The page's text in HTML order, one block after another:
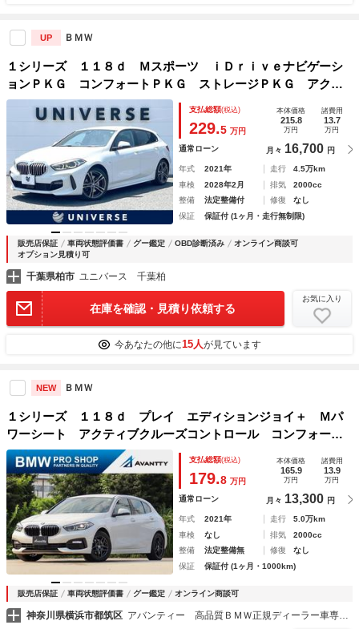
UP ＢＭＷ
１シリーズ １１８ｄ Ｍスポーツ ｉＤｒｉｖｅナビゲーシ
ョンＰＫＧ コンフォートＰＫＧ ストレージＰＫＧ アクテ
ィブクルコン 純正ナビ リアビューカメラ パワーシート
パワーバックドア ＬＥＤヘッド 純正１８インチＡＷ ＥＴ
Ｃ 禁煙車
支払総額(税込)
229.5 万円
本体価格
215.8
万円
諸費用
13.7
万円
通常ローン 月々 16,700 円
年式 2021年 走行
4.5万km
車検
2028年2月 排気
2000cc
整備
法定整備付 修復
なし
保証
保証付 (1ヶ月・走行無制限)
販売店保証 車両状態評価書 グー鑑定 OBD診断済み
オンライン商談可
オプション見積り可
千葉県柏市 ユニバース 千葉柏
在庫を確認・見積り依頼する
お気に入り
今あなたの他に15人が見ています
NEW ＢＭＷ
１シリーズ １１８ｄ プレイ エディションジョイ＋ Ｍパ
ワーシート アクティブクルーズコントロール コンフォート
アクセス 電動リアゲート アップルカープレイ ライブコッ
クピット ＬＥＤヘッドライト＆フォグランプ バックカメ
ラ ＰＤＣセンサー ＥＴＣ
支払総額(税込)
179.8 万円
本体価格
165.9
万円
諸費用
13.9
万円
通常ローン 月々 13,300 円
年式 2021年 走行
5.0万km
車検
なし 排気
2000cc
整備
法定整備無 修復
なし
保証
保証付 (1ヶ月・1000km)
販売店保証 車両状態評価書 グー鑑定 オンライン商談可
神奈川県横浜市都筑区